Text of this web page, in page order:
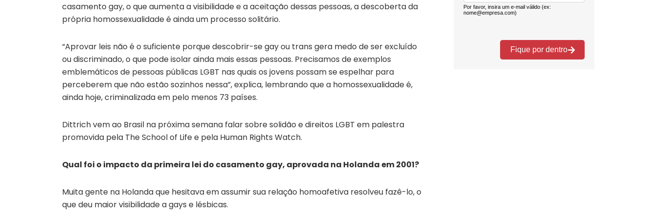
casamento gay, o que aumenta a visibilidade e a aceitação dessas pessoas, a descoberta da
própria homossexualidade é ainda um processo solitário.
“Aprovar leis não é o suficiente porque descobrir-se gay ou trans gera medo de ser excluído
ou discriminado, o que pode isolar ainda mais essas pessoas. Precisamos de exemplos
emblemáticos de pessoas públicas LGBT nas quais os jovens possam se espelhar para
perceberem que não estão sozinhos nessa”, explica, lembrando que a homossexualidade é,
ainda hoje, criminalizada em pelo menos 73 países.
Dittrich vem ao Brasil na próxima semana falar sobre solidão e direitos LGBT em palestra
promovida pela The School of Life e pela Human Rights Watch.
Qual foi o impacto da primeira lei do casamento gay, aprovada na Holanda em 2001?
Muita gente na Holanda que hesitava em assumir sua relação homoafetiva resolveu fazê-lo, o
que deu maior visibilidade a gays e lésbicas.